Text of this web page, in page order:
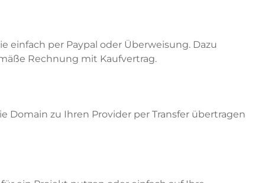
einfach per Paypal oder Überweisung. Dazu
Rechnung mit Kaufvertrag.
Domain zu Ihren Provider per Transfer übertragen